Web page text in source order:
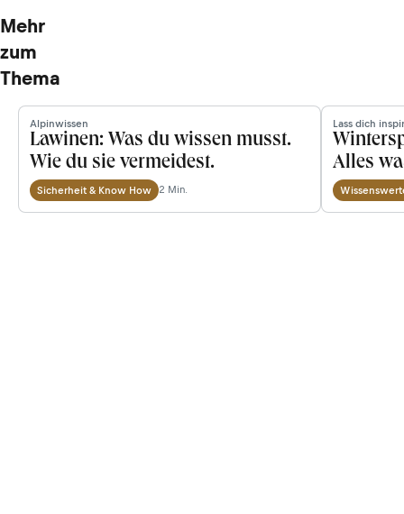
Mehr
zum
Thema
Alpinwissen
Lawinen: Was du wissen musst.
Wie du sie vermeidest.
Sicherheit & Know How 2 Min.
Lass dich
Alles